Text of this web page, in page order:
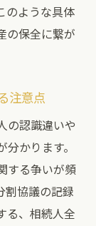
のような具体
の保全に繋が
注意点
の認識違いや
かります。
する争いが頻
割協議の記録
る、相続人全